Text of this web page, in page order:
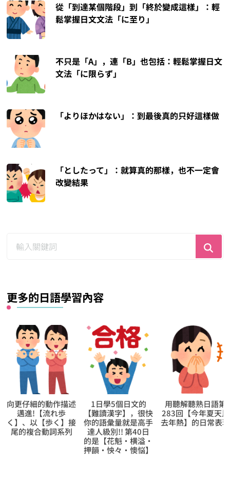
從「到達某個階段」到「終於變成這樣」：輕
鬆掌握日文文法「に至り」
不只是「A」，連「B」也包括：輕鬆掌握日文
文法「に限らず」
「よりほかはない」：到最後真的只好這樣做
「としたって」：就算真的那樣，也不一定會
改變結果
更多的日語學習內容
向更仔細的動作描述
邁進!【流れ歩
く】、以【歩く】接
尾的複合動詞系列
1日學5個日文的
【難讀漢字】，很快
你的語彙量就是高手
達人級別!! 第40日
的是【花魁‧横溢‧
押韻‧怏々‧懊悩】
用聽解聽熟日語第
283回【今年夏天比
去年熱】的日常表現